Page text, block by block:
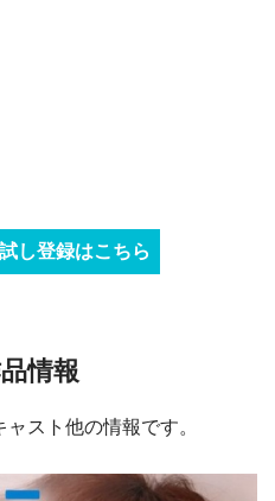
し登録はこちら
情報
スト他の情報です。